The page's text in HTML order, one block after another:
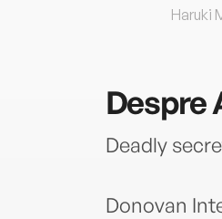
Haruki
Despre
Deadly
Donovan